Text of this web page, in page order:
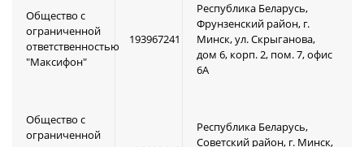
Общество с
ограниченной
ответственностью
"Максифон"
193967241
Республика Беларусь,
Фрунзенский район, г.
Минск, ул. Скрыганова,
дом 6, корп. 2, пом. 7, офис
6А
Общество с
ограниченной
Республика Беларусь,
Советский район, г. Минск,